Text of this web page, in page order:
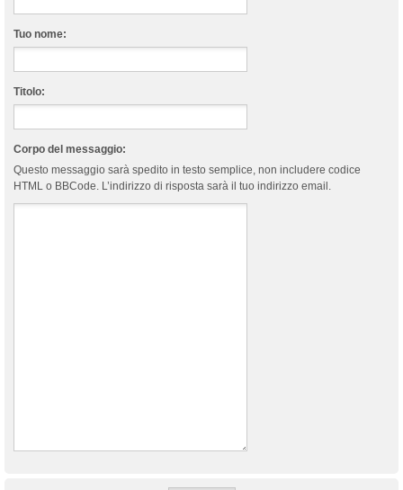
Tuo nome:
Titolo:
Corpo del messaggio:
Questo messaggio sarà spedito in testo semplice, non includere codice
HTML o BBCode. L’indirizzo di risposta sarà il tuo indirizzo email.